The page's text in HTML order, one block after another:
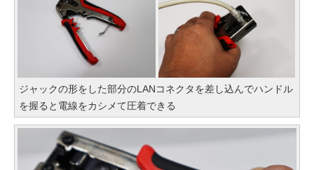
ジャックの形をした部分のLANコネクタを差し込んでハンドル
を握ると電線をカシメて圧着できる